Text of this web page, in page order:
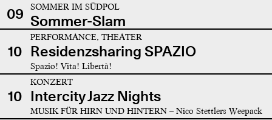
09
SOMMER IM SÜDPOL
Sommer-Slam
10
PERFORMANCE, THEATER
Residenzsharing SPAZIO
Spazio! Vita! Libertà!
10
KONZERT
Intercity Jazz Nights
MUSIK FÜR HIRN UND HINTERN – Nico Stettlers Weepack